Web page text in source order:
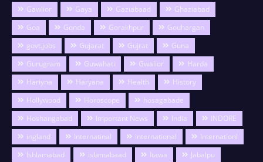
Gawlior
Gaya Gaziabaad
Ghaziabad
Goa
Gonda Gorakhpur
Gouhargan
govt.jobs
Gujarat Gujrat
Guna
Gurugram
Guwahati Gwalior
Harda
Hariyna
Haryana Health
History
Hollywood
Horoscope
hosagabade
Hoshangabad
Important News India
INDORE
ingland
Internatinal international
Internationl
Ishlamabad
islamabaad Itawa
Jabalpu